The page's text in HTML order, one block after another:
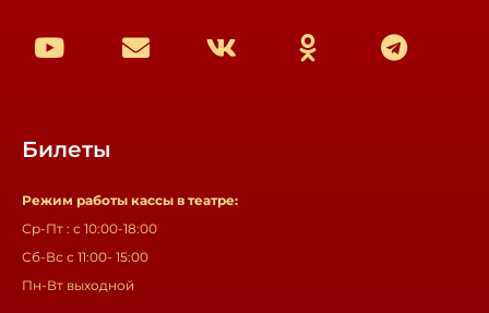
Билеты
Режим работы кассы в театре:
Ср-Пт : с 10:00-18:00
Сб-Вс с 11:00- 15:00
Пн-Вт выходной